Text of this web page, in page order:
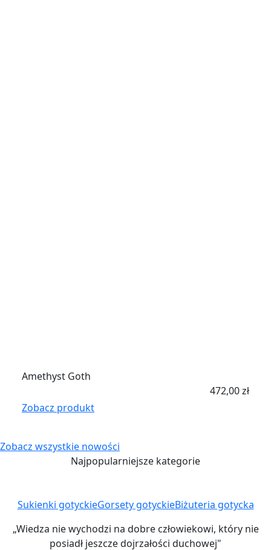
Amethyst Goth
472,00zł
Zobacz produkt
Zobacz wszystkie nowości
Najpopularniejsze kategorie
Sukienki gotyckieGorsety gotyckieBiżuteria gotycka
„Wiedza nie wychodzi na dobre człowiekowi, który nie
posiadł jeszcze dojrzałości duchowej"